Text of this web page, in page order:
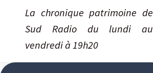
La chronique patrimoine de
Sud Radio du lundi au
vendredi à 19h20